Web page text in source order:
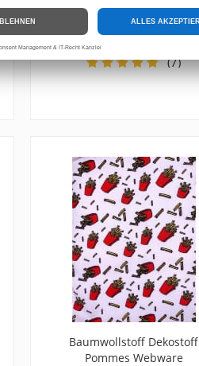
Bügelfolie, Thermofolie
5,90 €
(7)
Baumwollstoff Dekostoff
Pommes Webware